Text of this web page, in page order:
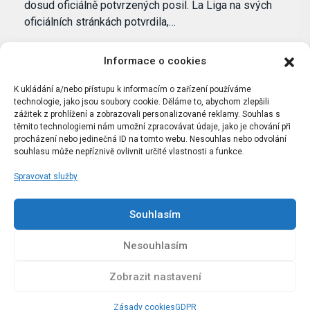
Informace o cookies
K ukládání a/nebo přístupu k informacím o zařízení používáme
technologie, jako jsou soubory cookie. Děláme to, abychom zlepšili
zážitek z prohlížení a zobrazovali personalizované reklamy. Souhlas s
těmito technologiemi nám umožní zpracovávat údaje, jako je chování při
procházení nebo jedinečná ID na tomto webu. Nesouhlas nebo odvolání
souhlasu může nepříznivě ovlivnit určité vlastnosti a funkce.
Spravovat služby
Souhlasím
Nesouhlasím
Zobrazit nastavení
Zásady cookiesGDPR
dosud oficiálně potvrzených posil. La Liga na svých
oficiálních stránkách potvrdila,…